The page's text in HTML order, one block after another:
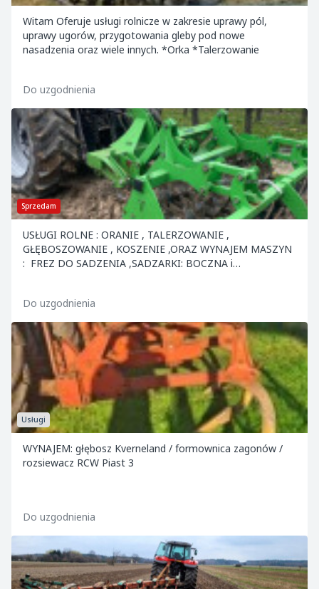
Witam Oferuje usługi rolnicze w zakresie uprawy pól,
uprawy ugorów, przygotowania gleby pod nowe
nasadzenia oraz wiele innych. *Orka *Talerzowanie
Do uzgodnienia
Sprzedam
USŁUGI ROLNE : ORANIE , TALERZOWANIE ,
GŁĘBOSZOWANIE , KOSZENIE ,ORAZ WYNAJEM MASZYN
: FREZ DO SADZENIA ,SADZARKI: BOCZNA i
Do uzgodnienia
Usługi
WYNAJEM: głębosz Kverneland / formownica zagonów /
rozsiewacz RCW Piast 3
Do uzgodnienia